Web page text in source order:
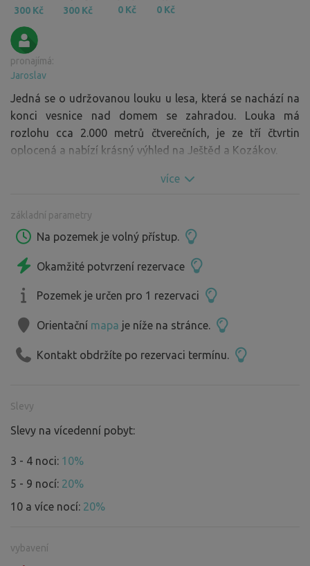
300 Kč 300 Kč 0 Kč 0 Kč
pronajímá:
Jaroslav
Jedná se o udržovanou louku u lesa, která se nachází na
konci vesnice nad domem se zahradou. Louka má
rozlohu cca 2.000 metrů čtverečních, je ze tří čtvrtin
oplocená a nabízí krásný výhled na Ještěd a Kozákov.
více
základní parametry
Na pozemek je volný přístup.
Okamžité potvrzení rezervace
Pozemek je určen pro 1 rezervaci
Orientační mapa je níže na stránce.
Kontakt obdržíte po rezervaci termínu.
Slevy
Slevy na vícedenní pobyt:
3 - 4 noci: 10%
5 - 9 nocí: 20%
10 a více nocí: 20%
vybavení